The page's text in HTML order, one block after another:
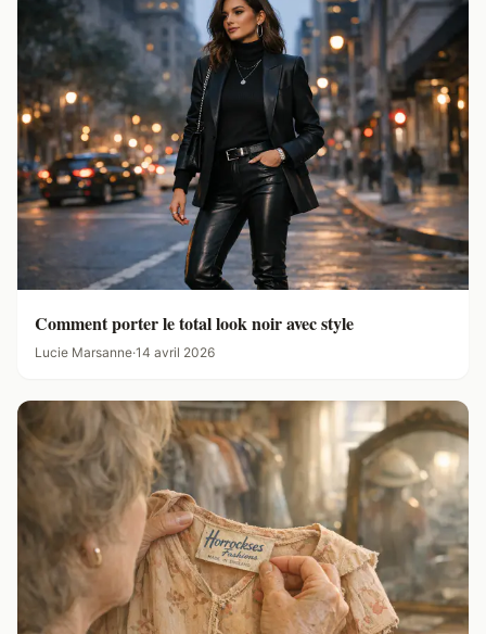
Comment porter le total look noir avec style
Lucie Marsanne·14 avril 2026